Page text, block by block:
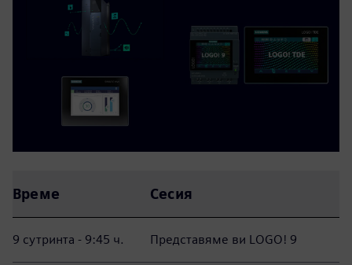
Време Сесия
9 сутринта - 9:45 ч. Представяме ви LOGO! 9